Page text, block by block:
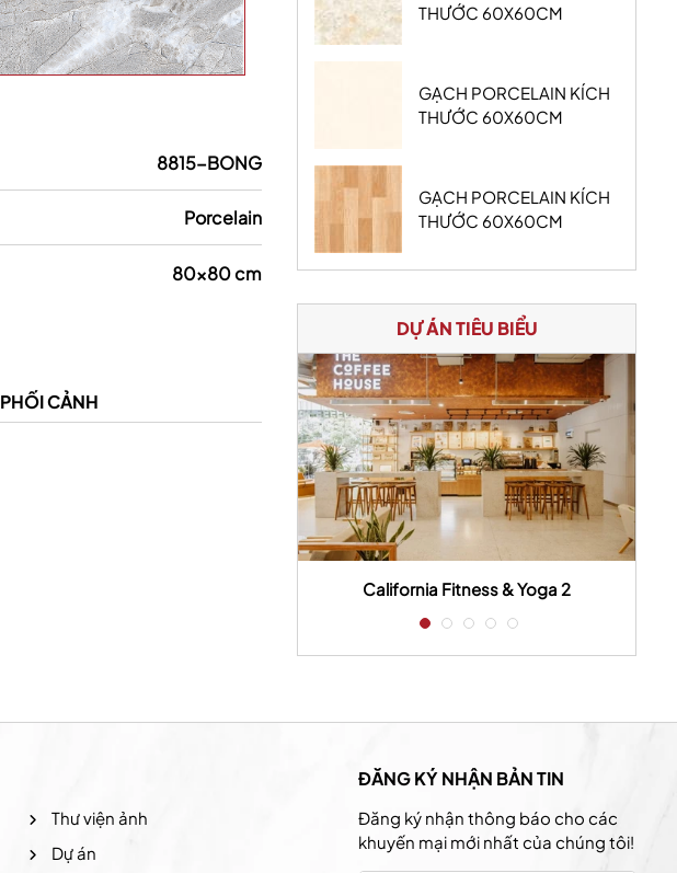
8815-BONG
Porcelain
80x80 cm
PHỐI CẢNH
THƯỚC 60X60CM
GẠCH PORCELAIN KÍCH
THƯỚC 60X60CM
GẠCH PORCELAIN KÍCH
THƯỚC 60X60CM
DỰ ÁN TIÊU BIỂU
California Fitness & Yoga 2
Thư viện ảnh
Dự án
ĐĂNG KÝ NHẬN BẢN TIN
Đăng ký nhận thông báo cho các
khuyến mại mới nhất của chúng tôi!